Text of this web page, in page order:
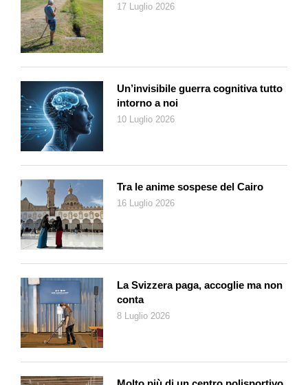
A bordo, Olmo e Astrid fanno amicizia con una volitiva ed
eccentrica giornalista britannica, Lady Cassandra Eastwood
(ispirata al personaggio reale di Lady Grace Marguerite Hay
Drummond-Hay, reporter britannica che viaggiò sia sullo
Zeppelin che sull’Hindenburg) e il terzetto da loro composto
colpevole dell’assassinio di Abraham Kaufmann, un ricco
commerciante di pietre preziose. Kaufmann viene trovato
morto nella sala fumatori (che esisteva realmente
sull’Hindenburg ed era pressurizzata). Il dirigibile è appunto
uno «spazio chiuso», quindi l’assassino si trova per forza a
bordo. E a bordo varie persone avrebbero potuto volere la
morte di Kaufmann: per motivi passionali, economici, o altro
ancora. Ad indagare, riflettendo sulla lista dei sospettati, gli
intraprendenti ragazzini con il sostegno di Lady Cassandra
(peraltro anch’ella non esente da qualche sospetto) e con
l’appoggio morale di Werner, il mite barman. Una detective
story che ci porta dentro la Storia con la esse maiuscola, in
quella fine degli Anni Trenta che segnarono il definitivo
17 Luglio 2026
Un’invisibile guerra cognitiva tutto
intorno a noi
10 Luglio 2026
Tra le anime sospese del Cairo
16 Luglio 2026
La Svizzera paga, accoglie ma non
conta
8 Luglio 2026